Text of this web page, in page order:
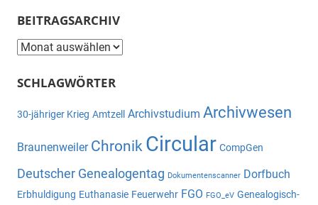
BEITRAGSARCHIV
Beitragsarchiv
SCHLAGWÖRTER
30-jähriger Krieg Amtzell Archivstudium Archivwesen
Braunenweiler Chronik Circular CompGen
Deutscher Genealogentag Dokumentenscanner Dorfbuch
Erbhuldigung Euthanasie Feuerwehr FGO FGO_eV Genealogisch-